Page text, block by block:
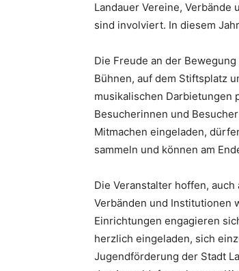
Landauer Vereine, Verbände
sind involviert. In diesem
Die Freude an der
Bühnen, auf dem Stiftsplatz
musikalischen Darbietungen
Besucherinnen und
Mitmachen eingeladen,
sammeln und können am
Die Veranstalter hoffen,
Verbänden und Institutionen
Einrichtungen engagieren
herzlich eingeladen, sich
Jugendförderung der Stadt